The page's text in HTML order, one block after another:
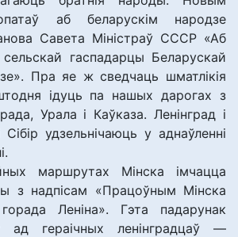
аб беларускім народзе
Савета Міністраў СССР «Аб
гаспадарцы Беларускай
Пра яе ж сведчаць шматлікія
ідуць па нашых дарогах з
Урала і Каўказа. Ленінград і
удзельнічаюць у аднаўленні
маршрутах Мінска імчацца
з надпісам «Працоўным Мінска
Леніна». Гэта падарунак
ад гераічных ленінградцаў —